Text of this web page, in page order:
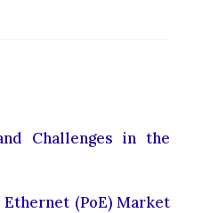
Challenges in the
(PoE) Market